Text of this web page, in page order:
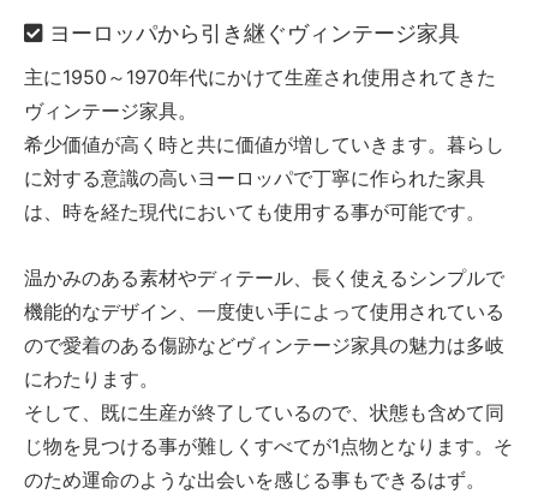
ヨーロッパから引き継ぐヴィンテージ家具
主に1950～1970年代にかけて生産され使用されてきた
ヴィンテージ家具。
希少価値が高く時と共に価値が増していきます。暮らし
に対する意識の高いヨーロッパで丁寧に作られた家具
は、時を経た現代においても使用する事が可能です。
温かみのある素材やディテール、長く使えるシンプルで
機能的なデザイン、一度使い手によって使用されている
ので愛着のある傷跡などヴィンテージ家具の魅力は多岐
にわたります。
そして、既に生産が終了しているので、状態も含めて同
じ物を見つける事が難しくすべてが1点物となります。そ
のため運命のような出会いを感じる事もできるはず。